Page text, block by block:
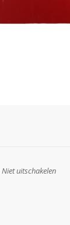
Niet uitschakelen